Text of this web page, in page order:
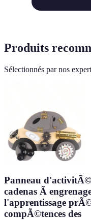
Produits
Sélectionnés par nos
Panneau
cadenas Ã
l'apprentissage
compÃ©tences des